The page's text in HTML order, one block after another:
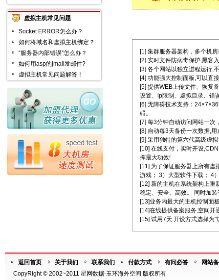
虚拟主机常见问题
Socket ERROR怎么办？
如何将域名和虚拟主机绑定？
“服务器内部错误”怎么办？
如何用asp的jmail发邮件?
虚拟主机常见问题解答！
[1] 集群服务器架构，多个机
[2] 实时文件防病毒保护,黑客
[3] 各个网站以独立进程运行,
[4] 功能强大控制面板,可以直
[5] 提供WEB上传文件、恢复
设置、ip限制、虚拟目录、错
[6] 无障碍技术支持：
碍。
[7] 每3分钟自动访问网站一次
[8] 自动每3天备份一次数据,
[9] 采用独特的第六代高级虚
[10] 在线支付，实时开设
挥最大功效!
[11] 为了保证服务器上所有虚
游戏； 3）大型软件下载； 4
[12] 新的主机在系统架构上重
稳定、安全、高效。 同时加
[13]业务内最大的主机控制面
[14]在线提供备案服务,空间开
[15] 试用7天.开设方式选择为"
返回首页 关于我们 联系我们 付款方式 有问必答
网站
CopyRight © 2002~2011 星网数据-玉环海外空间 版权所有